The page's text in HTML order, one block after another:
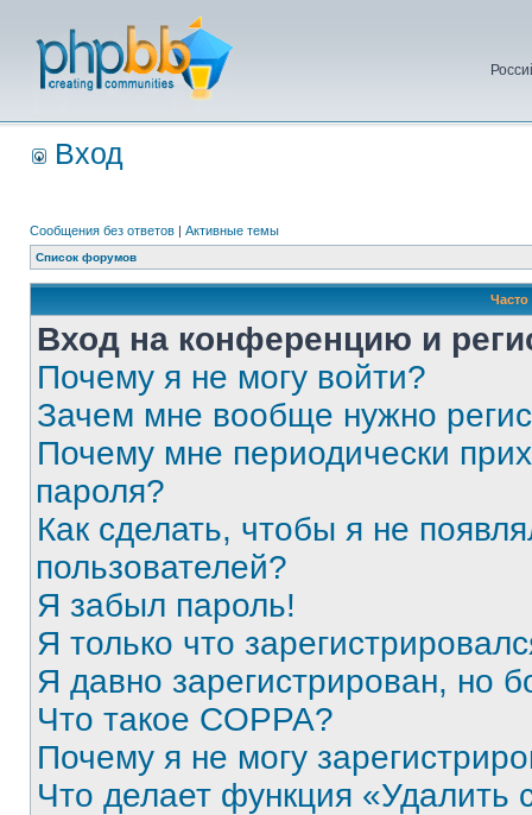
Вход
Сообщения без ответов | Активные темы
Список форумов
Вход на конференцию и
Почему я не могу войти?
Зачем мне вообще нужно
Почему мне периодически
пароля?
Как сделать, чтобы я не
пользователей?
Я забыл пароль!
Я только что
Я давно зарегистрирован, но
Что такое COPPA?
Почему я не могу
Что делает функция «Удалить